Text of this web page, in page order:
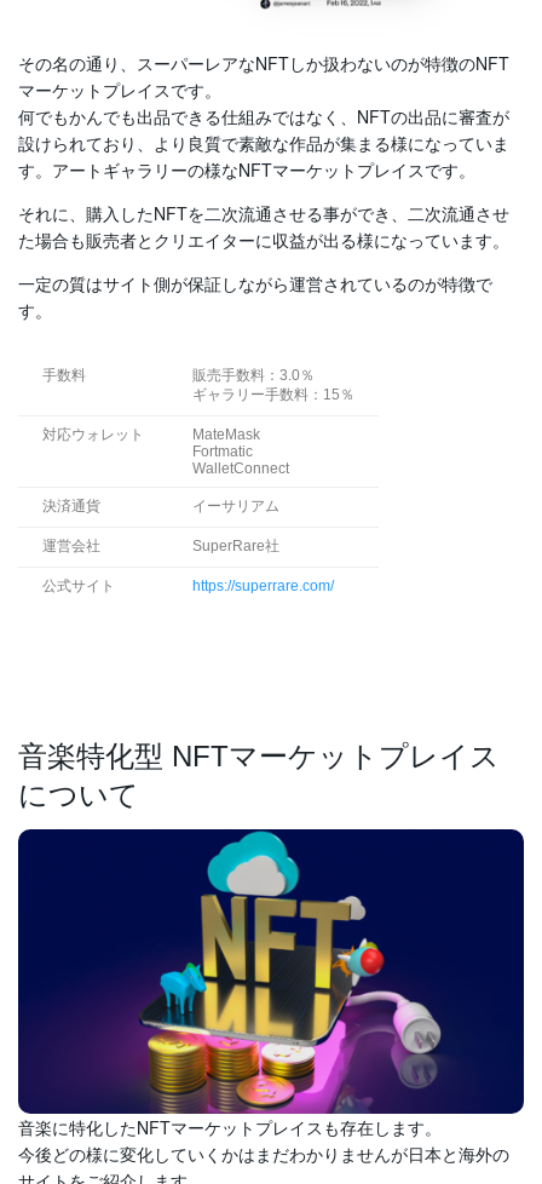
その名の通り、スーパーレアなNFTしか扱わないのが特徴のNFT
マーケットプレイスです。
何でもかんでも出品できる仕組みではなく、NFTの出品に審査が
設けられており、より良質で素敵な作品が集まる様になっていま
す。アートギャラリーの様なNFTマーケットプレイスです。
それに、購入したNFTを二次流通させる事ができ、二次流通させ
た場合も販売者とクリエイターに収益が出る様になっています。
一定の質はサイト側が保証しながら運営されているのが特徴で
す。
手数料
販売手数料：3.0％
ギャラリー手数料：15％
対応ウォレット
MateMask
Fortmatic
WalletConnect
決済通貨 イーサリアム
運営会社 SuperRare社
公式サイト https://superrare.com/
音楽特化型 NFTマーケットプレイス
について
音楽に特化したNFTマーケットプレイスも存在します。
今後どの様に変化していくかはまだわかりませんが日本と海外の